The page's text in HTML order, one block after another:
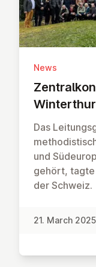
News
Win­ter­thur
Das
und
gehört, tagte
der Schweiz.
21. March 2025